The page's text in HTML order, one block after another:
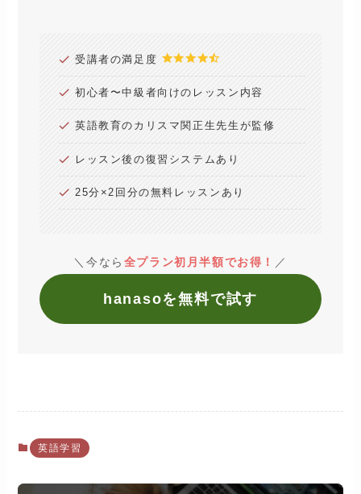
受講者の満足度
初心者〜中級者向けのレッスン内容
英語教育のカリスマ関正生先生が監修
レッスン後の復習システムあり
25分×2回分の無料レッスンあり
＼今なら 全プラン初月半額でお得！ ／
hanasoを無料で試す
英語学習